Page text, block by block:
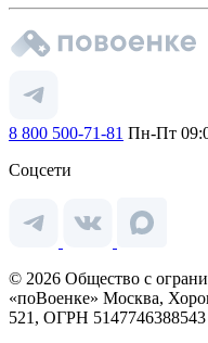
8 800 500-71-81 Пн-Пт
Соцсети
© 2026 Общество с
«поВоенке» Москва,
521, ОГРН